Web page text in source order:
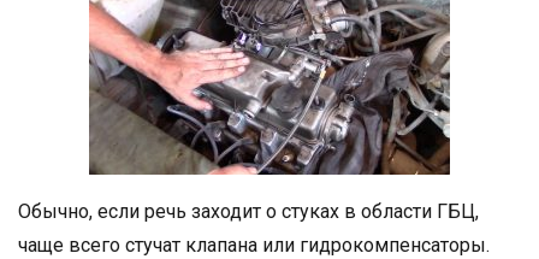
Обычно, если речь заходит о стуках в области ГБЦ,
чаще всего стучат клапана или гидрокомпенсаторы.